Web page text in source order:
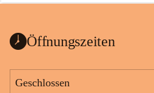
a
Öffnungszeiten
Geschlossen